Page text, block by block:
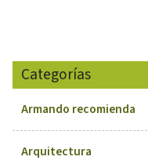
Categorías
Armando recomienda
Arquitectura